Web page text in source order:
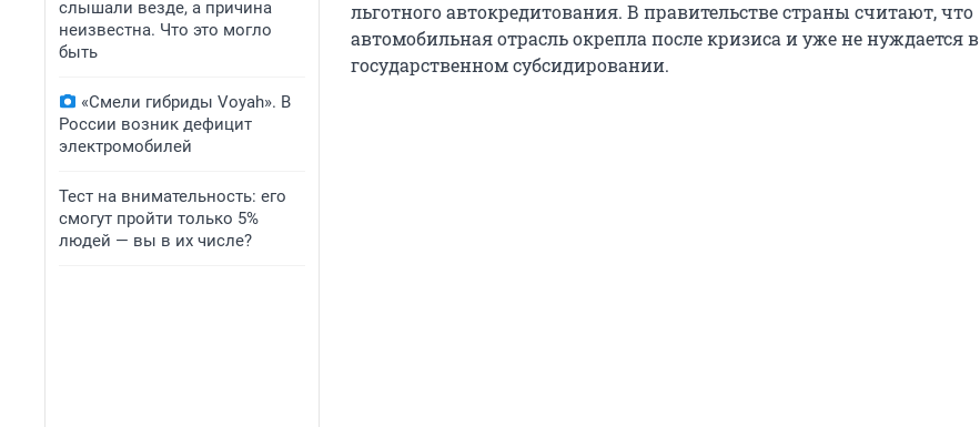
слышали везде, а причина
неизвестна. Что это могло
быть
«Смели гибриды Voyah». В
России возник дефицит
электромобилей
Тест на внимательность: его
смогут пройти только 5%
людей — вы в их числе?
льготного автокредитования. В правительстве страны считают, что
автомобильная отрасль окрепла после кризиса и уже не нуждается в
государственном субсидировании.